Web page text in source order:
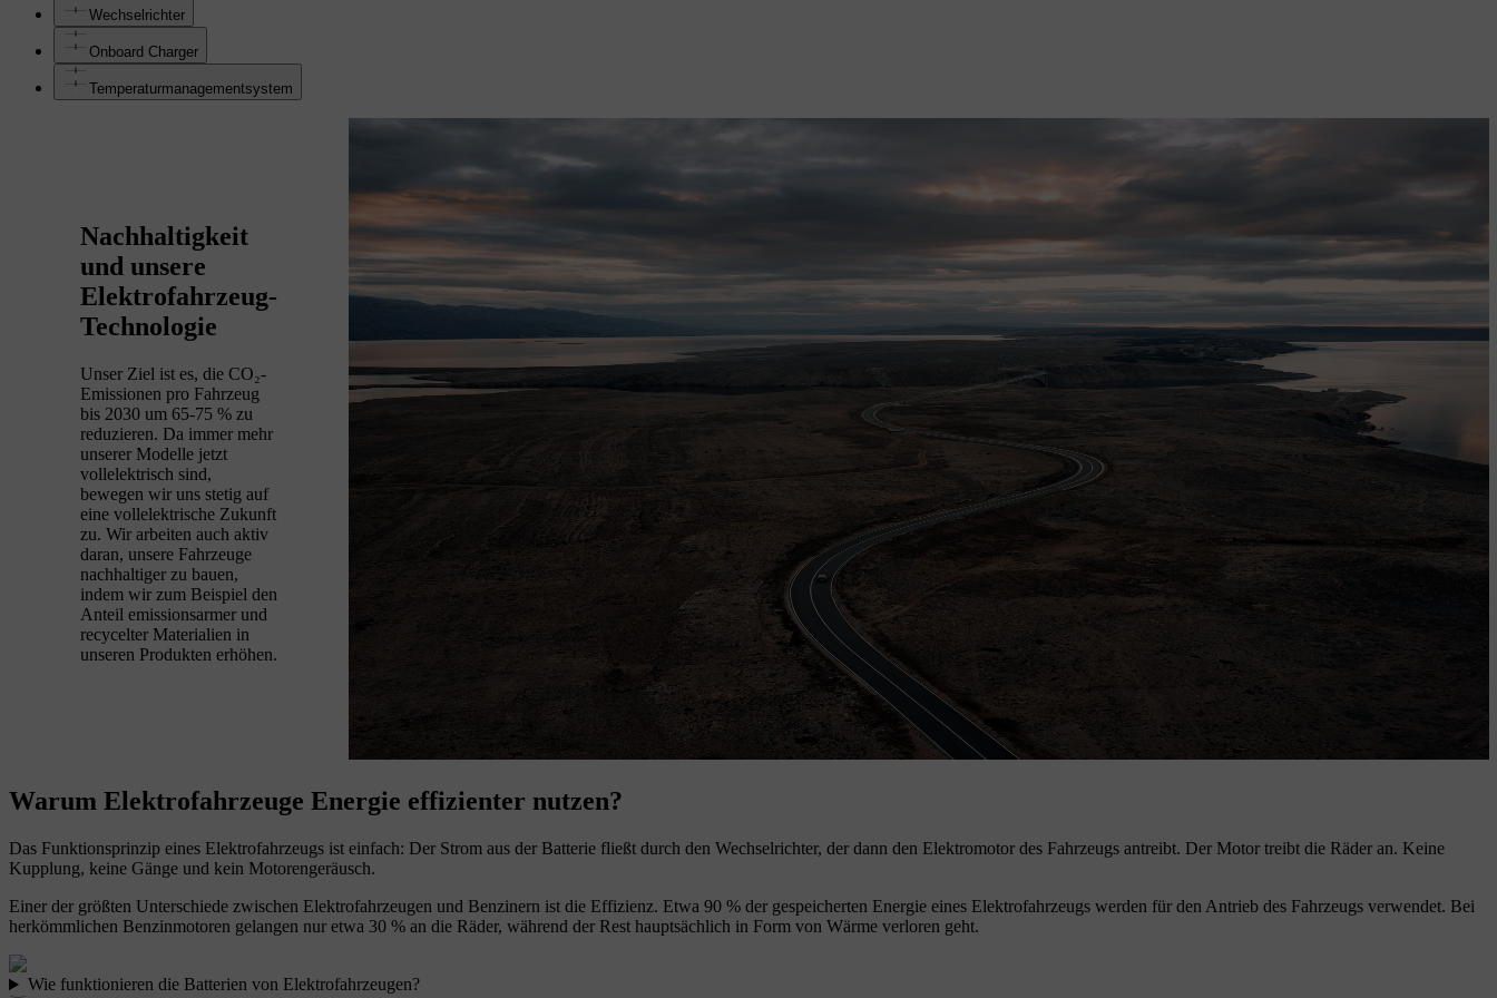
Wechselrichter
Onboard Charger
Temperaturmanagementsystem
Nachhaltigkeit
und unsere
Elektrofahrzeug-
Technologie
Unser Ziel ist es, die CO₂-
Emissionen pro Fahrzeug
bis 2030 um 65-75 % zu
reduzieren. Da immer mehr
unserer Modelle jetzt
vollelektrisch sind,
bewegen wir uns stetig auf
eine vollelektrische Zukunft
zu. Wir arbeiten auch aktiv
daran, unsere Fahrzeuge
nachhaltiger zu bauen,
indem wir zum Beispiel den
Anteil emissionsarmer und
recycelter Materialien in
unseren Produkten erhöhen.
Warum Elektrofahrzeuge Energie effizienter nutzen?
Das Funktionsprinzip eines Elektrofahrzeugs ist einfach: Der Strom aus der Batterie fließt durch den Wechselrichter, der dann den Elektromotor des Fahrzeugs antreibt. Der Motor treibt die Räder an. Keine
Kupplung, keine Gänge und kein Motorengeräusch.
Einer der größten Unterschiede zwischen Elektrofahrzeugen und Benzinern ist die Effizienz. Etwa 90 % der gespeicherten Energie eines Elektrofahrzeugs werden für den Antrieb des Fahrzeugs verwendet. Bei
herkömmlichen Benzinmotoren gelangen nur etwa 30 % an die Räder, während der Rest hauptsächlich in Form von Wärme verloren geht.
Wie funktionieren die Batterien von Elektrofahrzeugen?